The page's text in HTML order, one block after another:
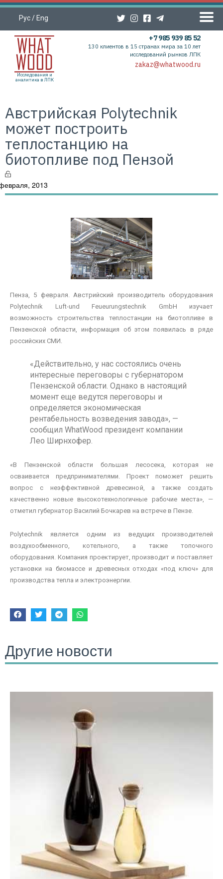
Рус/ Eng
Исследования и
аналитика в ЛПК
+7 985 939 85 52
130 клиентов в 15 странах мира за 10 лет
исследований рынков ЛПК
zakaz@whatwood.ru
Австрийская Polytechnik
может построить
теплостанцию на
биотопливе под Пензой
2013
Пенза, 5 февраля. Австрийский производитель оборудования
Polytechnik Luft-und Feueurungstechnik GmbH изучает
возможность строительства теплостанции на биотопливе в
Пензенской области, информация об этом появилась в ряде
российских СМИ.
«Действительно, у нас состоялись очень
интересные переговоры с губернатором
Пензенской области. Однако в настоящий
момент еще ведутся переговоры и
определяется экономическая
рентабельность возведения завода», —
сообщил WhatWood президент компании
Лео Ширнхофер.
«В Пензенской области большая лесосека, которая не
осваивается предпринимателями. Проект поможет решить
вопрос с неэффективной древесиной, а также создать
качественно новые высокотехнологичные рабочие места», —
отметил губернатор Василий Бочкарев на встрече в Пензе.
Polytechnik является одним из ведущих производителей
воздухообменного, котельного, а также топочного
оборудования. Компания проектирует, производит и поставляет
установки на биомассе и древесных отходах «под ключ» для
производства тепла и электроэнергии.
Другие новости